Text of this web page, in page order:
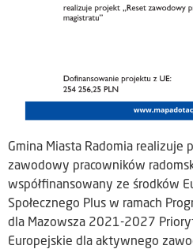
Gmina Miasta Radomia realizuje
zawodowy pracowników
współfinansowany ze środków
Społecznego Plus w ramach
dla Mazowsza 2021-2027
Europejskie dla aktywnego